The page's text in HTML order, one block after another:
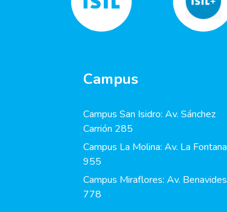
Campus
Campus San Isidro: Av. Sánchez
Carrión 285
Campus La Molina: Av. La Fontana
955
Campus Miraflores: Av. Benavides
778